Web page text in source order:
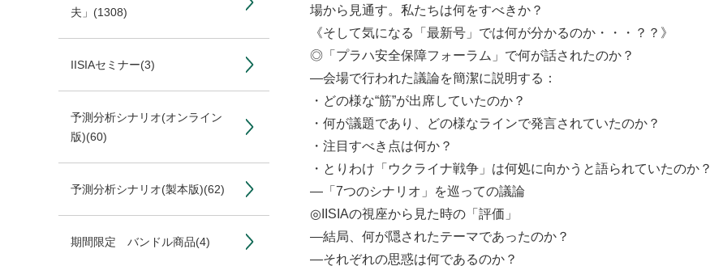
夫」 (1308)
IISIAセミナー(3)
予測分析シナリオ(オンライン
版)(60)
予測分析シナリオ(製本版)(62)
期間限定 バンドル商品(4)
場から見通す。私たちは何をすべきか？
《そして気になる「最新号」では何が分かるのか・・・？？》
◎「プラハ安全保障フォーラム」で何が話されたのか？
―会場で行われた議論を簡潔に説明する：
・どの様な“筋”が出席していたのか？
・何が議題であり、どの様なラインで発言されていたのか？
・注目すべき点は何か？
・とりわけ「ウクライナ戦争」は何処に向かうと語られていたのか？
―「7つのシナリオ」を巡っての議論
◎IISIAの視座から見た時の「評価」
―結局、何が隠されたテーマであったのか？
―それぞれの思惑は何であるのか？